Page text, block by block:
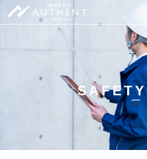
SAFETY